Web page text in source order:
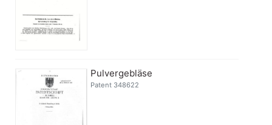
Pulvergebläse
Patent 348622